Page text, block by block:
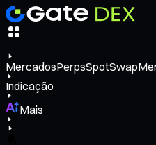
MercadosPerpsSpotSwap
Indicação
Mais